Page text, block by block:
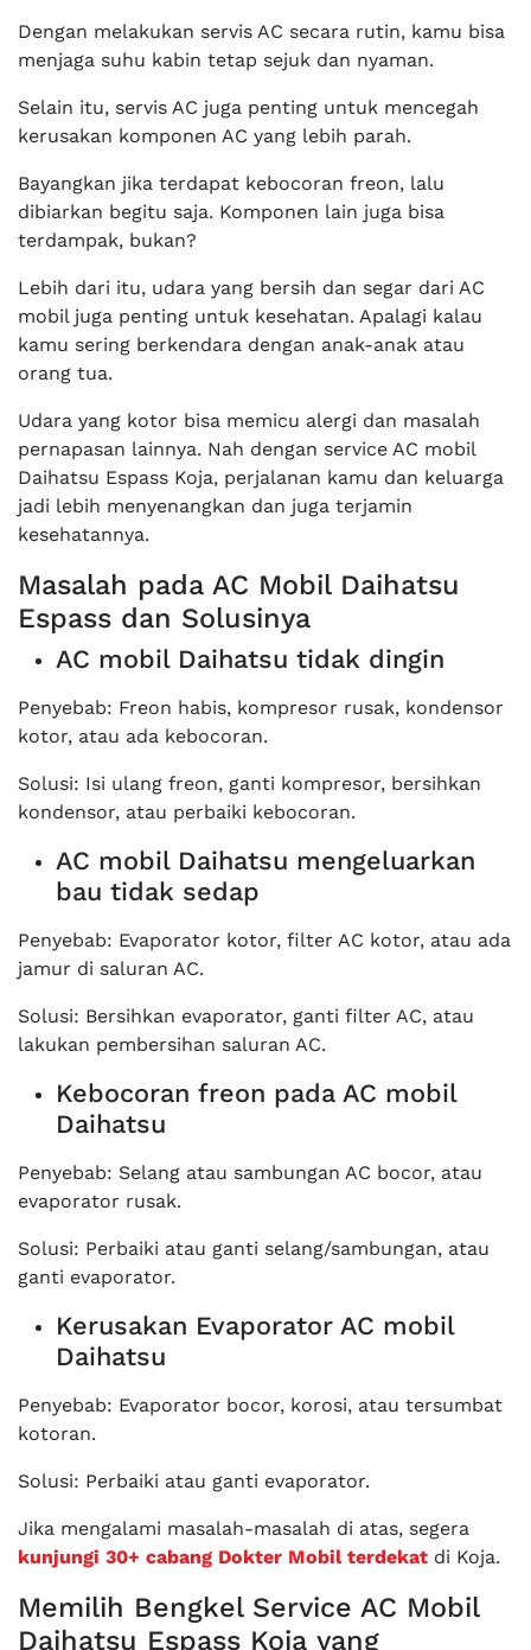
Dengan melakukan servis AC secara rutin, kamu bisa
menjaga suhu kabin tetap sejuk dan nyaman.
Selain itu, servis AC juga penting untuk mencegah
kerusakan komponen AC yang lebih parah.
Bayangkan jika terdapat kebocoran freon, lalu
dibiarkan begitu saja. Komponen lain juga bisa
terdampak, bukan?
Lebih dari itu, udara yang bersih dan segar dari AC
mobil juga penting untuk kesehatan. Apalagi kalau
kamu sering berkendara dengan anak-anak atau
orang tua.
Udara yang kotor bisa memicu alergi dan masalah
pernapasan lainnya. Nah dengan service AC mobil
Daihatsu Espass Koja, perjalanan kamu dan keluarga
jadi lebih menyenangkan dan juga terjamin
kesehatannya.
Masalah pada AC Mobil Daihatsu
Espass dan Solusinya
AC mobil Daihatsu tidak dingin
Penyebab: Freon habis, kompresor rusak, kondensor
kotor, atau ada kebocoran.
Solusi: Isi ulang freon, ganti kompresor, bersihkan
kondensor, atau perbaiki kebocoran.
AC mobil Daihatsu mengeluarkan
bau tidak sedap
Penyebab: Evaporator kotor, filter AC kotor, atau ada
jamur di saluran AC.
Solusi: Bersihkan evaporator, ganti filter AC, atau
lakukan pembersihan saluran AC.
Kebocoran freon pada AC mobil
Daihatsu
Penyebab: Selang atau sambungan AC bocor, atau
evaporator rusak.
Solusi: Perbaiki atau ganti selang/sambungan, atau
ganti evaporator.
Kerusakan Evaporator AC mobil
Daihatsu
Penyebab: Evaporator bocor, korosi, atau tersumbat
kotoran.
Solusi: Perbaiki atau ganti evaporator.
Jika mengalami masalah-masalah di atas, segera
kunjungi 30+ cabang Dokter Mobil terdekat di Koja.
Memilih Bengkel Service AC Mobil
Daihatsu Espass Koja yang